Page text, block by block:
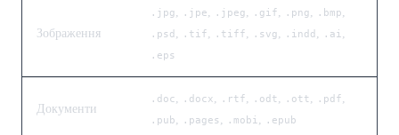
Зображення
.jpg .jpe .jpeg .gif .png .bmp
.psd .tif .tiff .svg .indd .ai
.eps
Документи
.doc .docx .rtf .odt .ott .pdf
.pub .pages .mobi .epub